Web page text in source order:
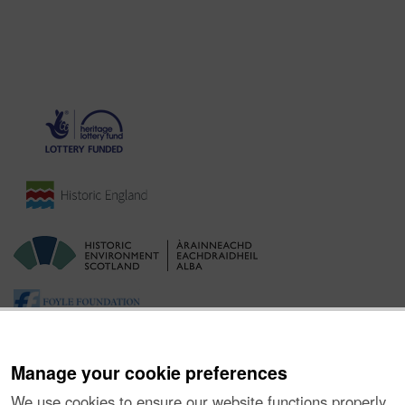
Manage your cookie preferences